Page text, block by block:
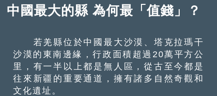
中國最大的縣 為何最「值錢」？
若羌縣位於中國最大沙漠、塔克拉瑪干
沙漠的東南邊緣，行政面積超過20萬平方公
里，有一半以上都是無人區，從古至今都是
往來新疆的重要通道，擁有諸多自然奇觀和
文化遺址。